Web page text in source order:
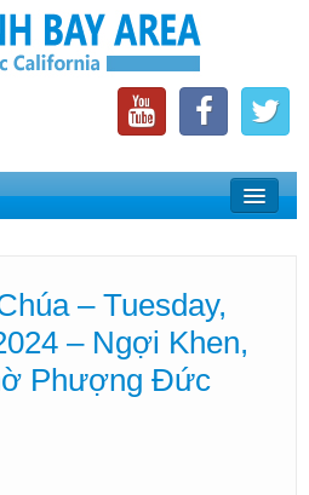
Bay Area
California
– Tuesday,
– Ngợi Khen,
Phượng Đức